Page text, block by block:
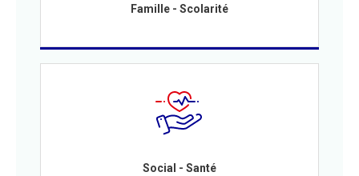
Famille - Scolarité
Social - Santé